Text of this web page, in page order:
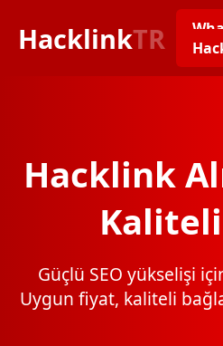
HacklinkTR
Hacklink
Güçlü SEO yükselişi
Uygun fiyat, kaliteli